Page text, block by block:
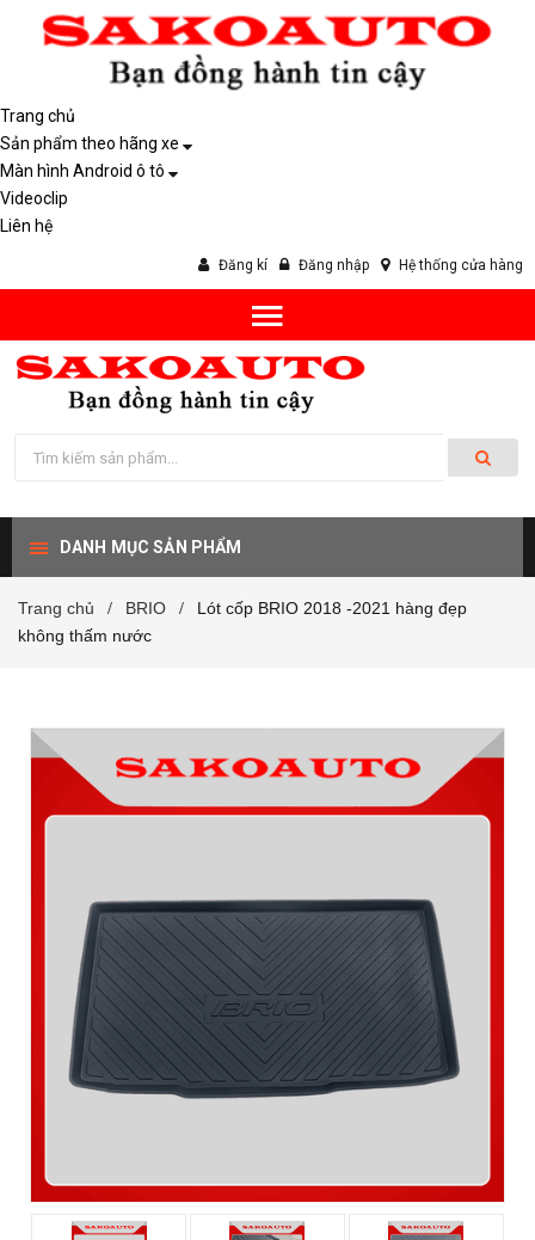
Trang chủ
Sản phẩm theo hãng xe
Màn hình Android ô tô
Videoclip
Liên hệ
Đăng kí Đăng nhập Hệ thống cửa hàng
DANH MỤC SẢN PHẨM
Trang chủ / BRIO /
Lót cốp BRIO 2018 -2021 hàng đẹp
không thấm nước